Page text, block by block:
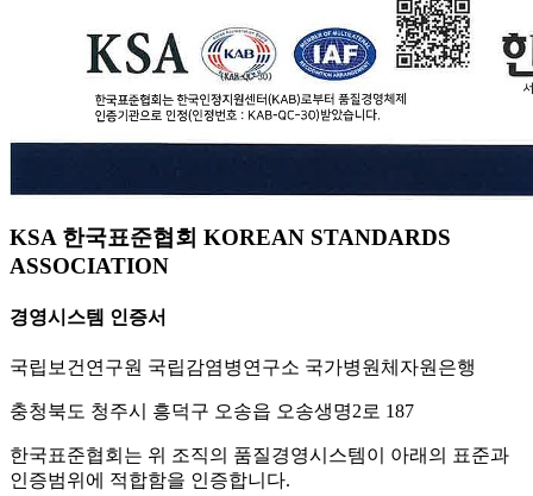
KSA 한국표준협회 KOREAN STANDARDS
ASSOCIATION
경영시스템 인증서
국립보건연구원 국립감염병연구소 국가병원체자원은행
충청북도 청주시 흥덕구 오송읍 오송생명2로 187
한국표준협회는 위 조직의 품질경영시스템이 아래의 표준과
인증범위에 적합함을 인증합니다.